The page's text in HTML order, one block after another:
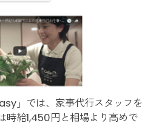
」では、家事代行スタッフを
時給1,450円と相場より高めで